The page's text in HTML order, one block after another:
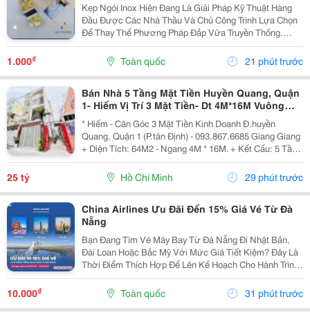
Kẹp Ngói Inox Hiện Đang Là Giải Pháp Kỹ Thuật Hàng
Đầu Được Các Nhà Thầu Và Chủ Công Trình Lựa Chọn
Để Thay Thế Phương Pháp Đắp Vữa Truyền Thống.
Trong Thi Công Mái Ngói Hiện Đại, Hệ Thống Mái Không
Chỉ Cần Đẹp Mà Phải Đảm Bảo Độ Bền Tuyệt Đối
Trước...
1.000₫ Toàn quốc 21 phút trước
Bán Nhà 5 Tầng Mặt Tiền Huyền Quang, Quận
1- Hiếm Vị Trí 3 Mặt Tiền- Dt 4M*16M Vuông
Đẹp- Chính Chủ Giang Giang Xem Nhà
* Hiếm - Căn Góc 3 Mặt Tiền Kinh Doanh Đ.huyền
Quang, Quận 1 (P.tân Định) - 093.867.6685 Giang Giang
+ Diện Tích: 64M2 - Ngang 4M * 16M. + Kết Cấu: 5 Tầng
Mới Btct - Sân Thượng - 5Pn. + Sổ Hồng Vuông Đẹp -
Hoàn Công Chuẩn. + Chủ Chào: 25T. *...
25 tỷ Hồ Chí Minh 29 phút trước
China Airlines Ưu Đãi Đến 15% Giá Vé Từ Đà
Nẵng
Bạn Đang Tìm Vé Máy Bay Từ Đà Nẵng Đi Nhật Bản,
Đài Loan Hoặc Bắc Mỹ Với Mức Giá Tiết Kiệm? Đây Là
Thời Điểm Thích Hợp Để Lên Kế Hoạch Cho Hành Trình
Cuối Năm Và Đầu Năm 2027. China Airlines Ưu Đãi Đến
15% Giá Vé Từ Đà Nẵng Cho Nhiều Điểm Đến Quốc
10.000₫ Toàn quốc 31 phút trước